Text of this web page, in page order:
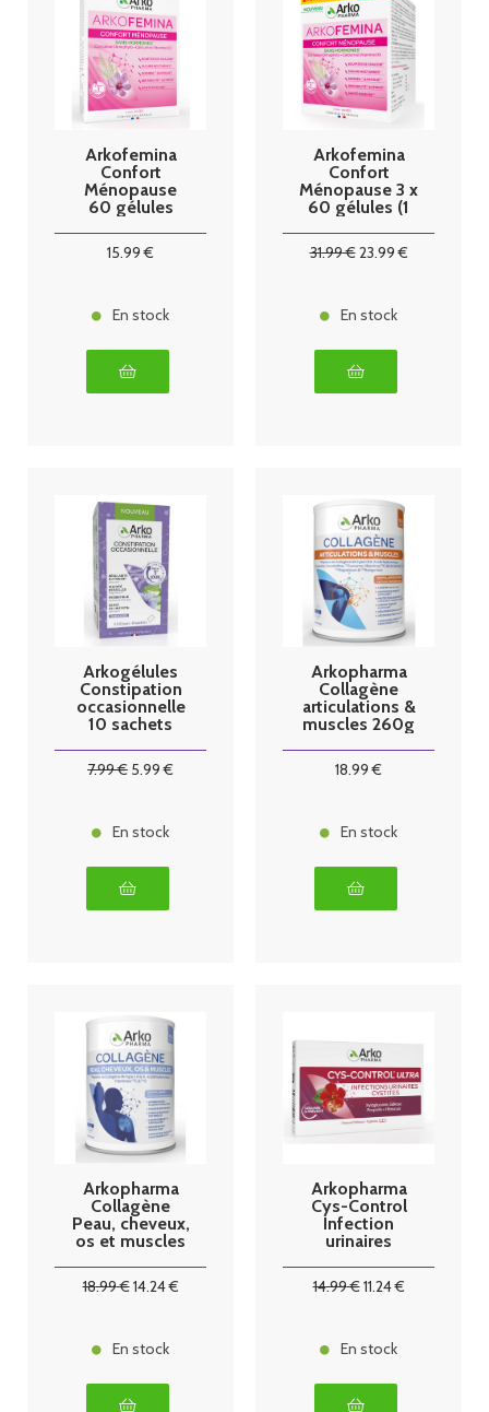
Arkofemina
Confort
Ménopause
60 gélules
15.99 €
En stock
Arkofemina
Confort
Ménopause 3 x
60 gélules (1
31.99€23.99€
En stock
Arkogélules
Constipation
occasionnelle
10 sachets
7.99€ 5.99 €
En stock
Arkopharma
Collagène
articulations &
muscles 260g
18.99 €
En stock
Arkopharma
Collagène
Peau, cheveux,
os et muscles
18.99€14.24€
En stock
Arkopharma
Cys-Control
Infection
urinaires
14.99€11.24€
En stock